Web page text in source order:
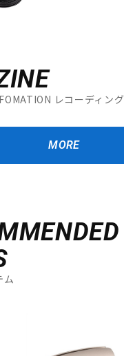
レコーディン
MORE
ム